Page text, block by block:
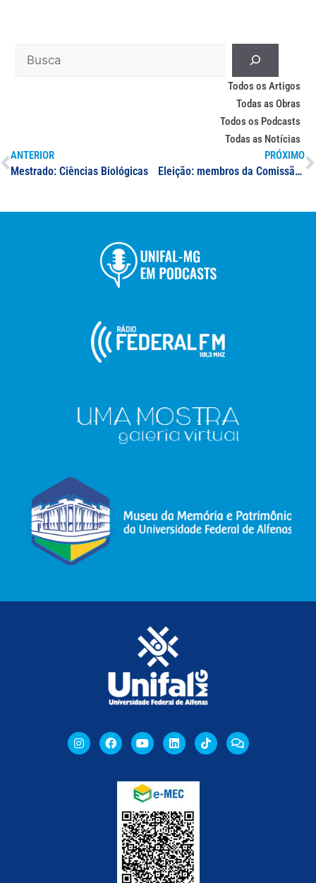
Todos os Artigos
Todas as Obras
Todos os Podcasts
Todas as Notícias
ANTERIOR
Mestrado: Ciências Biológicas
PRÓXIMO
Eleição: membros da Comissão Própria de Avaliação